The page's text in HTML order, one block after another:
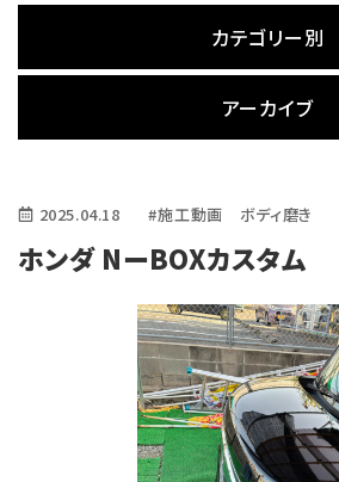
ごあいさつ
参考価格
お知らせ・ブログ
カテゴリー別
アーカイブ
2025.04.18 #施工動画 ボディ磨き
ホンダ NーBOXカスタム